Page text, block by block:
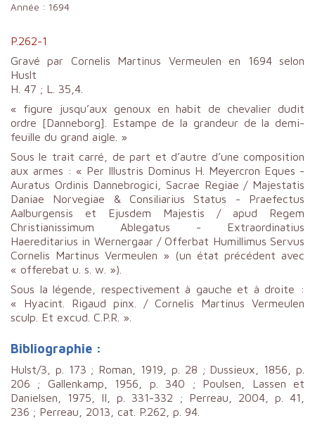
Année : 1694
P.262-1
Gravé par Cornelis Martinus Vermeulen en 1694 selon
Huslt
H. 47 ; L. 35,4.
« figure jusqu’aux genoux en habit de chevalier dudit
ordre [Danneborg]. Estampe de la grandeur de la demi-
feuille du grand aigle. »
Sous le trait carré, de part et d’autre d’une composition
aux armes : « Per Illustris Dominus H. Meyercron Eques -
Auratus Ordinis Dannebrogici, Sacrae Regiae / Majestatis
Daniae Norvegiae & Consiliarius Status - Praefectus
Aalburgensis et Ejusdem Majestis / apud Regem
Christianissimum Ablegatus - Extraordinatius
Haereditarius in Wernergaar / Offerbat Humillimus Servus
Cornelis Martinus Vermeulen » (un état précédent avec
« offerebat u. s. w. »).
Sous la légende, respectivement à gauche et à droite :
« Hyacint. Rigaud pinx. / Cornelis Martinus Vermeulen
sculp. Et excud. C.P.R. ».
Bibliographie :
Hulst/3, p. 173 ; Roman, 1919, p. 28 ; Dussieux, 1856, p.
206 ; Gallenkamp, 1956, p. 340 ; Poulsen, Lassen et
Danielsen, 1975, II, p. 331-332 ; Perreau, 2004, p. 41,
236 ; Perreau, 2013, cat. P.262, p. 94.